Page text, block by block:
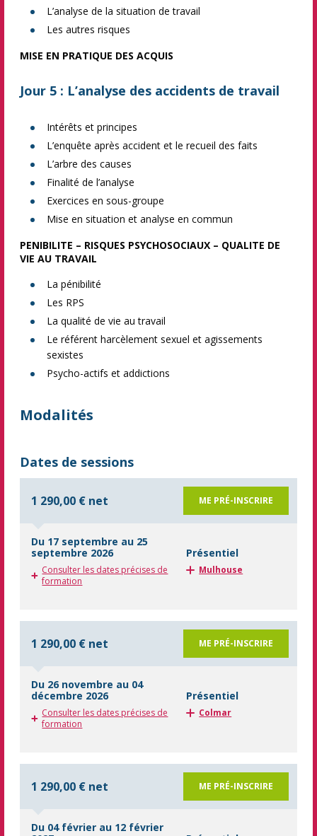
L’analyse de la situation de travail
Les autres risques
MISE EN PRATIQUE DES ACQUIS
Jour 5 : L’analyse des accidents de travail
Intérêts et principes
L’enquête après accident et le recueil des faits
L’arbre des causes
Finalité de l’analyse
Exercices en sous-groupe
Mise en situation et analyse en commun
PENIBILITE – RISQUES PSYCHOSOCIAUX – QUALITE DE
VIE AU TRAVAIL
La pénibilité
Les RPS
La qualité de vie au travail
Le référent harcèlement sexuel et agissements
sexistes
Psycho-actifs et addictions
Modalités
Dates de sessions
Du 17 septembre au 25
septembre 2026
Consulter les dates précises de
formation
Présentiel
Mulhouse
1 290,00 € net ME PRÉ-INSCRIRE
Du 26 novembre au 04
décembre 2026
Consulter les dates précises de
formation
Présentiel
Colmar
1 290,00 € net ME PRÉ-INSCRIRE
Du 04 février au 12 février
1 290,00 € net ME PRÉ-INSCRIRE